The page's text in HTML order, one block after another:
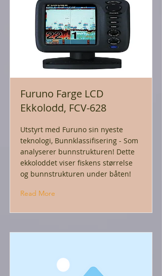
Furuno Farge LCD
Ekkolodd, FCV-628
Utstyrt med Furuno sin nyeste
teknologi, Bunnklassifisering - Som
analyserer bunnstrukturen! Dette
ekkoloddet viser fiskens størrelse
og bunnstrukturen under båten!
Read More